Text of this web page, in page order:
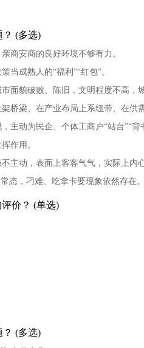
？ (多选)
商安商的良好环境不够有力。
当成熟人的“福利”“红包”。
面貌破败、陈旧，文明程度不高，
桥梁、在产业布局上系纽带、在供
主动为民企、个体工商户“站台”“背
作用。
主动，表面上客客气气，实际上内
态，刁难、吃拿卡要现象依然存在。
价？ (单选)
？ (多选)